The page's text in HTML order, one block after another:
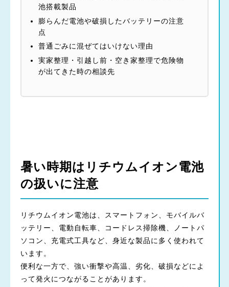
池搭載製品
膨らんだ電池や破損したバッテリーの注意
点
普通ごみに混ぜてはいけない理由
実家整理・引越し前・空き家整理で危険物
が出てきた時の相談先
暑い時期はリチウムイオン電池
の扱いに注意
リチウムイオン電池は、スマートフォン、モバイルバ
ッテリー、電動自転車、コードレス掃除機、ノートパ
ソコン、充電式工具など、身近な製品に多く使われて
います。
便利な一方で、強い衝撃や高温、劣化、破損などによ
って発火につながることがあります。